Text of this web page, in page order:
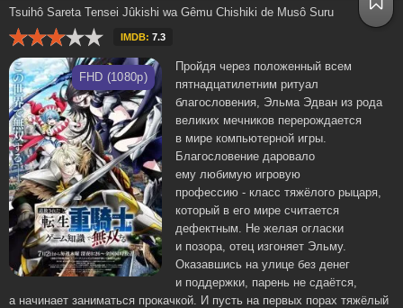
Tsuihô Sareta Tensei Jûkishi wa Gêmu Chishiki de Musô Suru
IMDB: 7.3
FHD (1080p)
Пройдя через положенный всем
пятнадцатилетним ритуал
благословения, Эльма Эдван из рода
великих мечников перерождается
в мире компьютерной игры.
Благословение даровало
ему любимую игровую
профессию - класс тяжёлого рыцаря,
который в его мире считается
дефектным. Не желая огласки
и позора, отец изгоняет Эльму.
Оказавшись на улице без денег
и поддержки, парень не сдаётся,
а начинает заниматься прокачкой. И пусть на первых порах тяжёлый